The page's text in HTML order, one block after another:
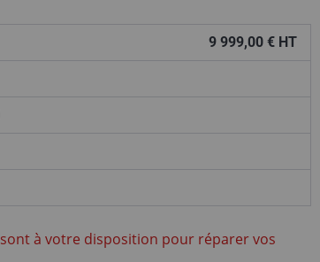
9 999,00 € HT
à votre disposition pour réparer vos